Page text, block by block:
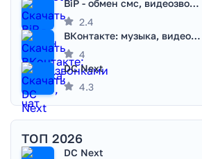
BiP - обмен смс, видеозвонками
2.4
ВКонтакте: музыка, видео, чат
4
DC Next
4.3
ТОП 2026
DC Next